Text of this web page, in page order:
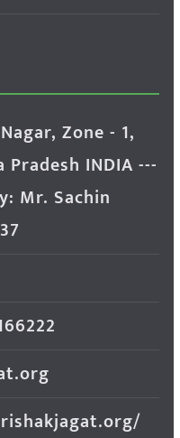
Zone - 1,
Pradesh INDIA ---
Mr. Sachin